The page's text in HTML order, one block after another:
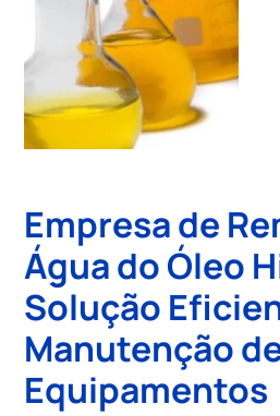
Empresa de
Água do Óleo
Solução
Manutenção
Equipamentos